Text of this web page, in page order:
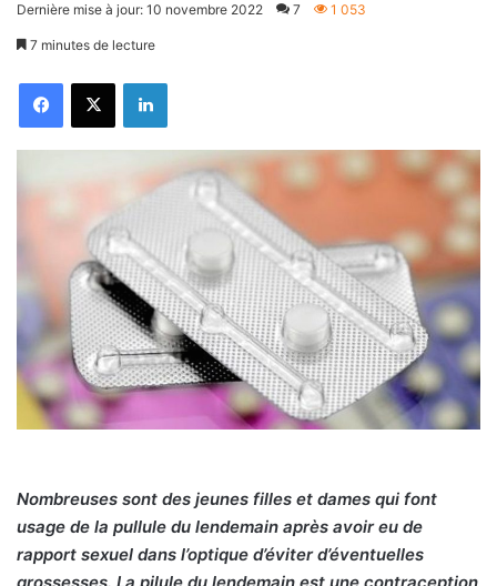
Dernière mise à jour: 10 novembre 2022 7 1 053
7 minutes de lecture
FacebookX Linkedin
Nombreuses sont des jeunes filles et dames qui font
usage de la pullule du lendemain après avoir eu de
rapport sexuel dans l’optique d’éviter d’éventuelles